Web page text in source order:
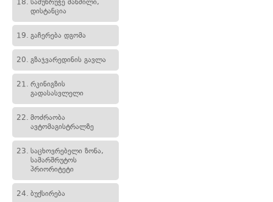
18. სამუხრუჭე მანძილი,
დისტანცია
19. გაჩერება დგომა
20. გზაჯვარედინის გავლა
21. რკინიგზის
გადასასვლელი
22. მოძრაობა
ავტომაგისტრალზე
23. საცხოვრებელი ზონა,
სამარშრუტოს
პრიორიტეტი
24. ბუქსირება